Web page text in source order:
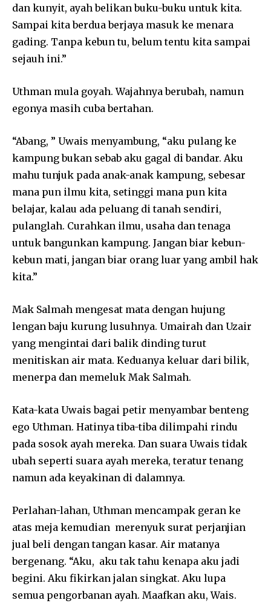
To subscribe, simply enter your email address on our website
or click the subscribe button below. Don't worry, we respect
your privacy and won't spam your inbox. Your information is
safe with us.
I've read and accept thePrivacy Policy.
32,111
Followers
32,214
Followers
11,243
Followers
dan kunyit, ayah belikan buku-buku untuk kita.
Sampai kita berdua berjaya masuk ke menara
gading. Tanpa kebun tu, belum tentu kita sampai
sejauh ini.”
Uthman mula goyah. Wajahnya berubah, namun
egonya masih cuba bertahan.
“Abang, ” Uwais menyambung, “aku pulang ke
kampung bukan sebab aku gagal di bandar. Aku
mahu tunjuk pada anak-anak kampung, sebesar
mana pun ilmu kita, setinggi mana pun kita
belajar, kalau ada peluang di tanah sendiri,
pulanglah. Curahkan ilmu, usaha dan tenaga
untuk bangunkan kampung. Jangan biar kebun-
kebun mati, jangan biar orang luar yang ambil hak
kita.”
Mak Salmah mengesat mata dengan hujung
lengan baju kurung lusuhnya. Umairah dan Uzair
yang mengintai dari balik dinding turut
menitiskan air mata. Keduanya keluar dari bilik,
menerpa dan memeluk Mak Salmah.
Kata-kata Uwais bagai petir menyambar benteng
ego Uthman. Hatinya tiba-tiba dilimpahi rindu
pada sosok ayah mereka. Dan suara Uwais tidak
ubah seperti suara ayah mereka, teratur tenang
namun ada keyakinan di dalamnya.
Perlahan-lahan, Uthman mencampak geran ke
atas meja kemudian merenyuk surat perjanjian
jual beli dengan tangan kasar. Air matanya
bergenang. “Aku, aku tak tahu kenapa aku jadi
begini. Aku fikirkan jalan singkat. Aku lupa
semua pengorbanan ayah. Maafkan aku, Wais.